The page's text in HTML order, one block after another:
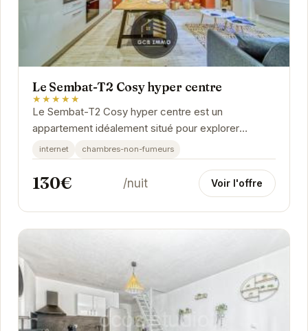
Le Sembat-T2 Cosy hyper centre
★★★★★
Le Sembat-T2 Cosy hyper centre est un
appartement idéalement situé pour explorer
Grenoble. Son emplacement central permet un
accès facile aux...
internet chambres-non-fumeurs
130€ /nuit Voir l'offre